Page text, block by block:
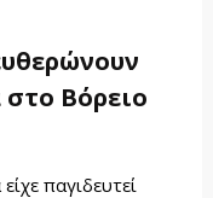
Βόρειο
παγιδευτεί